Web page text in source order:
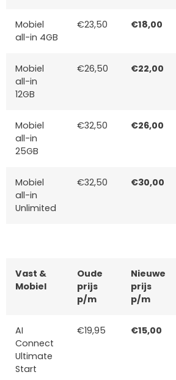
Mobiel
all-in 4GB
€23,50 €18,00
Mobiel
all-in
12GB
€26,50 €22,00
Mobiel
all-in
25GB
€32,50 €26,00
Mobiel
all-in
Unlimited
€32,50 €30,00
Vast &
Mobiel
Oude
prijs
p/m
Nieuwe
prijs
p/m
AI
Connect
Ultimate
Start
€19,95 €15,00